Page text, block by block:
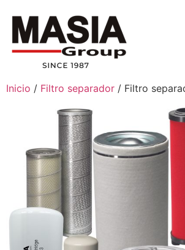
Inicio / Filtro separador / Filtro